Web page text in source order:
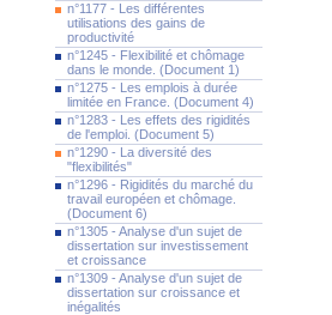
n°1177 - Les différentes
utilisations des gains de
productivité
n°1245 - Flexibilité et chômage
dans le monde. (Document 1)
n°1275 - Les emplois à durée
limitée en France. (Document 4)
n°1283 - Les effets des rigidités
de l'emploi. (Document 5)
n°1290 - La diversité des
"flexibilités"
n°1296 - Rigidités du marché du
travail européen et chômage.
(Document 6)
n°1305 - Analyse d'un sujet de
dissertation sur investissement
et croissance
n°1309 - Analyse d'un sujet de
dissertation sur croissance et
inégalités